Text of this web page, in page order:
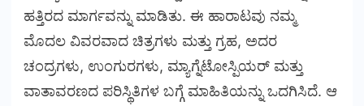
ಹತ್ತಿರದ ಮಾರ್ಗವನ್ನು ಮಾಡಿತು. ಈ ಹಾರಾಟವು ನಮ್ಮ
ಮೊದಲ ವಿವರವಾದ ಚಿತ್ರಗಳು ಮತ್ತು ಗ್ರಹ, ಅದರ
ಚಂದ್ರಗಳು, ಉಂಗುರಗಳು, ಮ್ಯಾಗ್ನೆಟೋಸ್ಪಿಯರ್ ಮತ್ತು
ವಾತಾವರಣದ ಪರಿಸ್ಥಿತಿಗಳ ಬಗ್ಗೆ ಮಾಹಿತಿಯನ್ನು ಒದಗಿಸಿದೆ. ಆ